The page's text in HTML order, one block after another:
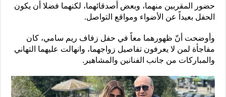
حضور المقربين منهما، وبعض أصدقائهما، لكنهما فضلا أن يكون
الحفل بعيداً عن الأضواء ومواقع التواصل.
وأوضحت أنّ ظهورهما معاً في حفل زفاف ريم سامي، كان
مفاجأة لمن لا يعرفون تفاصيل زواجهما، وانهالت عليهما التهاني
والمباركات من جانب الفنانين والمشاهير.